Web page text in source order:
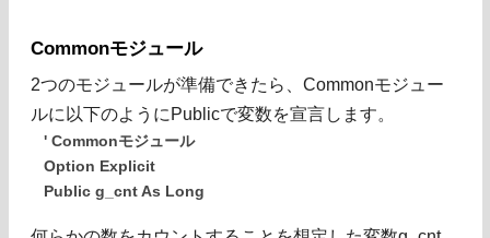
Commonモジュール
2つのモジュールが準備できたら、Commonモジュー
ルに以下のようにPublicで変数を宣言します。
' Commonモジュール
Option Explicit
Public g_cnt As Long